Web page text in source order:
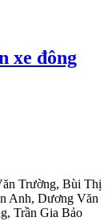
xe đông
Trường, Bùi Thị
Anh, Dương Văn
, Trần Gia Bảo